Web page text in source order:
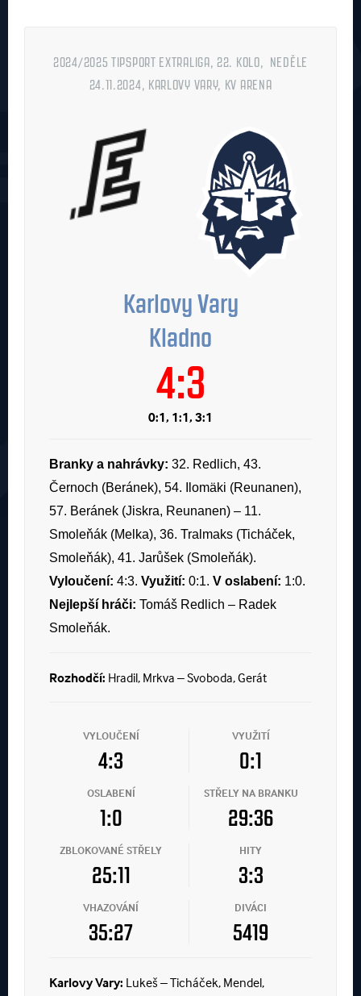
2024/2025 TIPSPORT EXTRALIGA, 22. KOLO, NEDĚLE
24.11.2024, KARLOVY VARY, KV ARENA
Karlovy Vary
Kladno
4:3
0:1, 1:1, 3:1
Branky a nahrávky: 32. Redlich, 43.
Černoch (Beránek), 54. Ilomäki (Reunanen),
57. Beránek (Jiskra, Reunanen) – 11.
Smoleňák (Melka), 36. Tralmaks (Ticháček,
Smoleňák), 41. Jarůšek (Smoleňák).
Vyloučení: 4:3. Využití: 0:1. V oslabení: 1:0.
Nejlepší hráči: Tomáš Redlich – Radek
Smoleňák.
Rozhodčí: Hradil, Mrkva – Svoboda, Gerát
VYLOUČENÍ
4:3
VYUŽITÍ
0:1
OSLABENÍ
1:0
STŘELY NA BRANKU
29:36
ZBLOKOVANÉ STŘELY
25:11
HITY
3:3
VHAZOVÁNÍ
35:27
DIVÁCI
5419
Karlovy Vary: Lukeš – Ticháček, Mendel,